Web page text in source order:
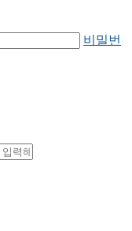
비밀번